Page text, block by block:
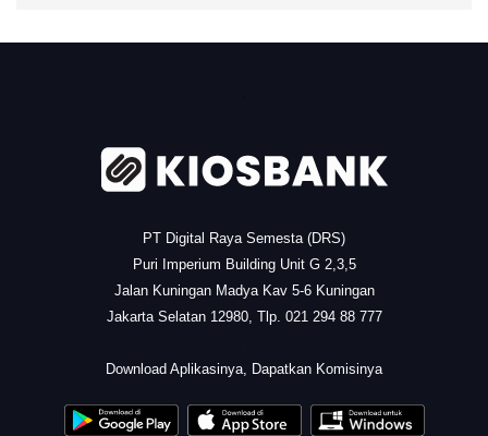
PT Digital Raya Semesta (DRS)
Puri Imperium Building Unit G 2,3,5
Jalan Kuningan Madya Kav 5-6 Kuningan
Jakarta Selatan 12980, Tlp. 021 294 88 777
Download Aplikasinya, Dapatkan Komisinya